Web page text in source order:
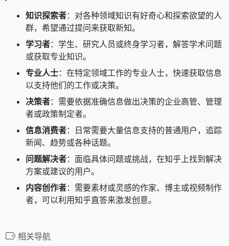
知识探索者：对各种领域知识有好奇心和探索欲望的人
群，希望通过提问来获取新知。
学习者：学生、研究人员或终身学习者，解答学术问题
或获取专业知识。
专业人士：在特定领域工作的专业人士，快速获取信息
以支持他们的工作或决策。
决策者：需要依据准确信息做出决策的企业高管、管理
者或政策制定者。
信息消费者：日常需要大量信息支持的普通用户，追踪
新闻、趋势或各种话题。
问题解决者：面临具体问题或挑战，在知乎上找到解决
方案或建议的用户。
内容创作者：需要素材或灵感的作家、博主或视频制作
者，可以利用知乎直答来激发创意。
相关导航